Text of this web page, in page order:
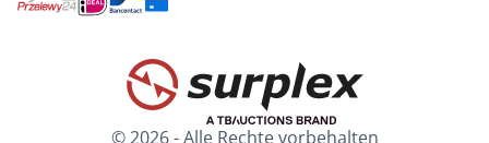
© 2026 - Alle Rechte vorbehalten